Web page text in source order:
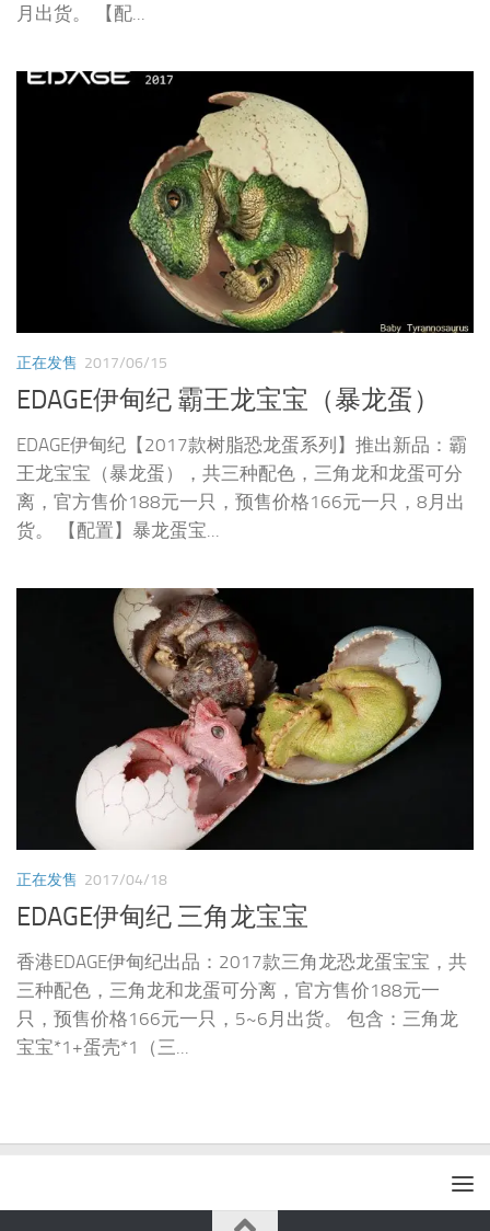
月出货。 【配...
正在发售 2017/06/15
EDAGE伊甸纪 霸王龙宝宝（暴龙蛋）
EDAGE伊甸纪【2017款树脂恐龙蛋系列】推出新品：霸
王龙宝宝（暴龙蛋），共三种配色，三角龙和龙蛋可分
离，官方售价188元一只，预售价格166元一只，8月出
货。 【配置】暴龙蛋宝...
正在发售 2017/04/18
EDAGE伊甸纪 三角龙宝宝
香港EDAGE伊甸纪出品：2017款三角龙恐龙蛋宝宝，共
三种配色，三角龙和龙蛋可分离，官方售价188元一
只，预售价格166元一只，5~6月出货。 包含：三角龙
宝宝*1+蛋壳*1（三...